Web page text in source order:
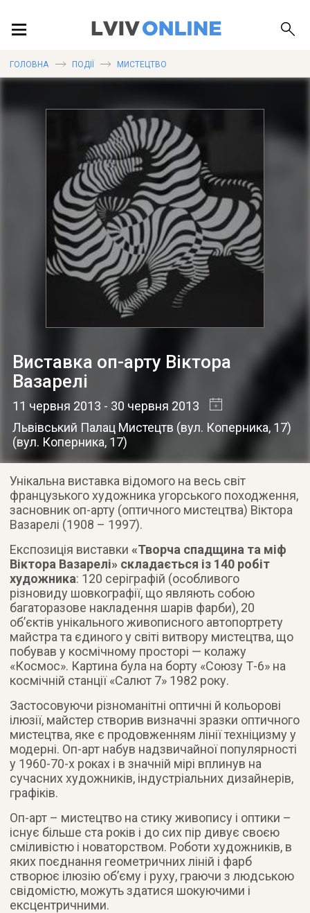
ПУБЛІКАЦІЇ
ДОВІДКА
ГОЛОВНА ПОДІЇ МИСТЕЦТВО
Виставка оп-арту Віктора
Вазарелі
11 червня 2013 - 30 червня 2013
Львівський Палац Мистецтв (вул. Коперника, 17)
(вул. Коперника, 17)
Унікальна виставка відомого на весь світ
французького художника угорського походження,
засновник оп-арту (оптичного мистецтва) Віктора
Вазарелі (1908 – 1997).
Експозиція виставки«Творча спадщина та міф
Віктора Вазарелі» складається із 140 робіт
художника: 120 серіграфій (особливого
різновиду шовкографії, що являють собою
багаторазове накладення шарів фарби), 20
об’єктів унікального живописного автопортрету
майстра та єдиного у світі витвору мистецтва, що
побував у космічному просторі — колажу
«Космос». Картина була на борту «Союзу Т-6» на
космічній станції «Салют 7» 1982 року.
Застосовуючи різноманітні оптичні й кольорові
ілюзії, майстер створив визначні зразки оптичного
мистецтва, яке є продовженням лінії техніцизму у
модерні. Оп-арт набув надзвичайної популярності
у 1960-70-х роках і в значній мірі вплинув на
сучасних художників, індустріальних дизайнерів,
графіків.
Оп-арт – мистецтво на стику живопису і оптики –
існує більше ста років і до сих пір дивує своєю
сміливістю і новаторством. Роботи художників, в
яких поєднання геометричних ліній і фарб
створює ілюзію об’єму і руху, граючи з людською
свідомістю, можуть здатися шокуючими і
ексцентричними.